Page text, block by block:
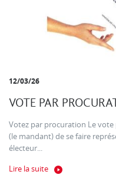
12/03/26
VOTE PAR
Votez par procuration Le
(le mandant) de se faire
électeur...
Lire la suite